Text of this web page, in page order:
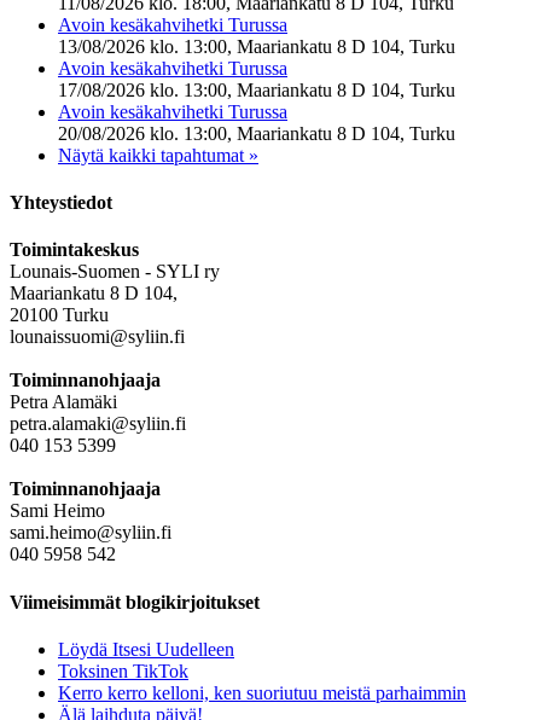
Avoin kesäkahvihetki Turussa
13/08/2026 klo. 13:00, Maariankatu 8 D 104, Turku
Avoin kesäkahvihetki Turussa
17/08/2026 klo. 13:00, Maariankatu 8 D 104, Turku
Avoin kesäkahvihetki Turussa
20/08/2026 klo. 13:00, Maariankatu 8 D 104, Turku
Näytä kaikki tapahtumat »
Yhteystiedot
Toimintakeskus
Lounais-Suomen - SYLI ry
Maariankatu 8 D 104,
20100 Turku
lounaissuomi@syliin.fi
Toiminnanohjaaja
Petra Alamäki
petra.alamaki@syliin.fi
040 153 5399
Toiminnanohjaaja
Sami Heimo
sami.heimo@syliin.fi
040 5958 542
Viimeisimmät blogikirjoitukset
Löydä Itsesi Uudelleen
Toksinen TikTok
Kerro kerro kelloni, ken suoriutuu meistä parhaimmin
Älä laihduta päivä!